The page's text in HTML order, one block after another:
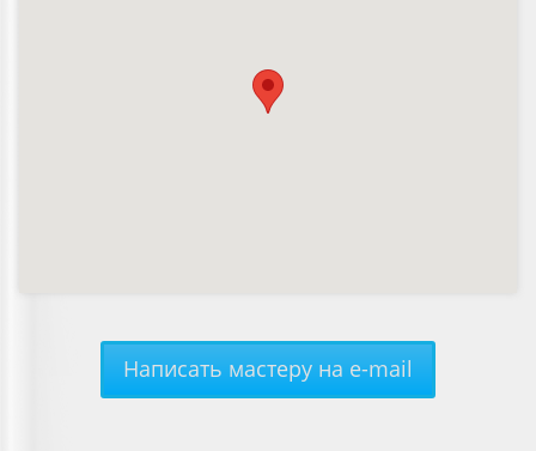
Написать мастеру на e-mail